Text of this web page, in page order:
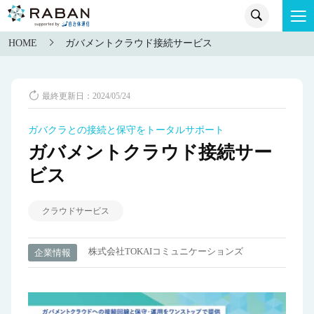
HOME ガバメントクラウド接続サービス
最終更新日：2024/05/24
ガバクラとの接続と保守をトータルサポート
ガバメントクラウド接続サー
ビス
クラウドサービス
企業情報 株式会社TOKAIコミュニケーションズ